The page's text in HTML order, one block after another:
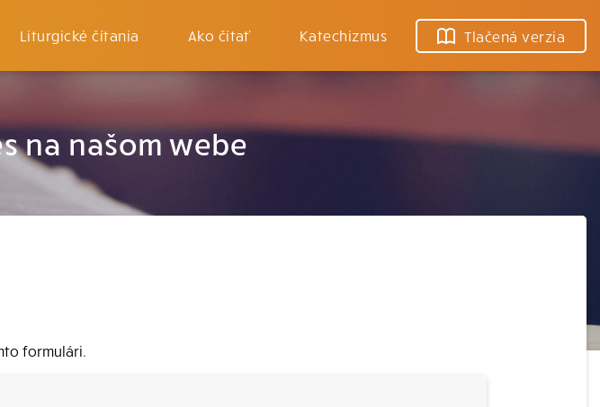
Liturgické čítania Ako čítať Katechizmus Tlačená verzia
na našom webe
formulári.